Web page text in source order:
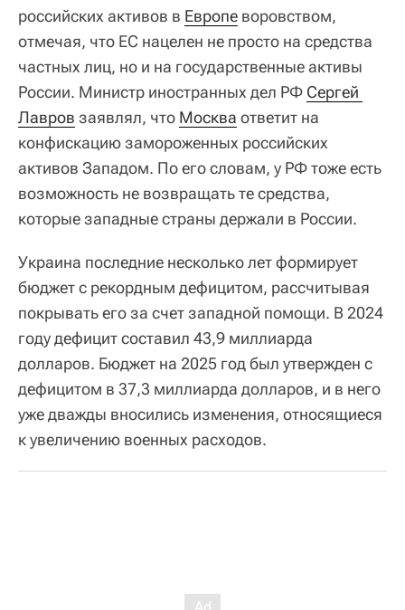
российских активов в Европе воровством,
отмечая, что ЕС нацелен не просто на средства
частных лиц, но и на государственные активы
России. Министр иностранных дел РФ Сергей
Лавров заявлял, что Москва ответит на
конфискацию замороженных российских
активов Западом. По его словам, у РФ тоже есть
возможность не возвращать те средства,
которые западные страны держали в России.
Украина последние несколько лет формирует
бюджет с рекордным дефицитом, рассчитывая
покрывать его за счет западной помощи. В 2024
году дефицит составил 43,9 миллиарда
долларов. Бюджет на 2025 год был утвержден с
дефицитом в 37,3 миллиарда долларов, и в него
уже дважды вносились изменения, относящиеся
к увеличению военных расходов.